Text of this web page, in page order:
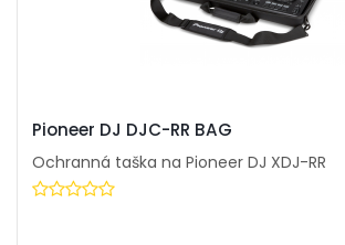
Pioneer DJ DJC-RR BAG
Ochranná taška na Pioneer DJ XDJ-RR